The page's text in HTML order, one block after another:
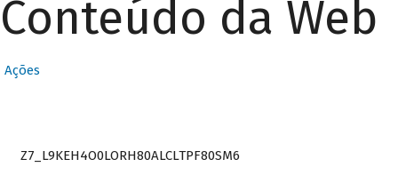
Conteúdo da Web
Ações
Z7_L9KEH4O0LORH80ALCLTPF80SM6